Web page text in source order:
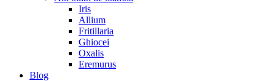
Iris
Allium
Fritillaria
Ghiocei
Oxalis
Eremurus
Blog